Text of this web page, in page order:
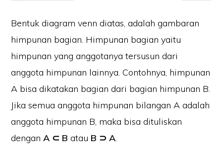
Bentuk diagram venn diatas, adalah gambaran
himpunan bagian. Himpunan bagian yaitu
himpunan yang anggotanya tersusun dari
anggota himpunan lainnya. Contohnya, himpunan
A bisa dikatakan bagian dari bagian himpunan B.
Jika semua anggota himpunan bilangan A adalah
anggota himpunan B, maka bisa dituliskan
denganA ⊂ B atau B ⊃ A.